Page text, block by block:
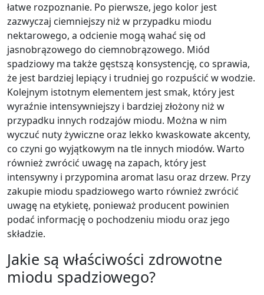
łatwe rozpoznanie. Po pierwsze, jego kolor jest
zazwyczaj ciemniejszy niż w przypadku miodu
nektarowego, a odcienie mogą wahać się od
jasnobrązowego do ciemnobrązowego. Miód
spadziowy ma także gęstszą konsystencję, co sprawia,
że jest bardziej lepiący i trudniej go rozpuścić w wodzie.
Kolejnym istotnym elementem jest smak, który jest
wyraźnie intensywniejszy i bardziej złożony niż w
przypadku innych rodzajów miodu. Można w nim
wyczuć nuty żywiczne oraz lekko kwaskowate akcenty,
co czyni go wyjątkowym na tle innych miodów. Warto
również zwrócić uwagę na zapach, który jest
intensywny i przypomina aromat lasu oraz drzew. Przy
zakupie miodu spadziowego warto również zwrócić
uwagę na etykietę, ponieważ producent powinien
podać informację o pochodzeniu miodu oraz jego
składzie.
Jakie są właściwości zdrowotne
miodu spadziowego?